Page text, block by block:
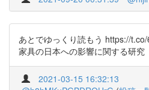
あとでゆっくり読もう https://
家具の日本への影響に関する研究
2021-03-15 16:32:13